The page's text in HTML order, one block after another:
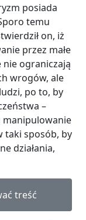
posiada
temu
on, iż
przez małe
nie ograniczają
wrogów, ale
po to, by
–
manipulowanie
taki sposób, by
działania,
treść